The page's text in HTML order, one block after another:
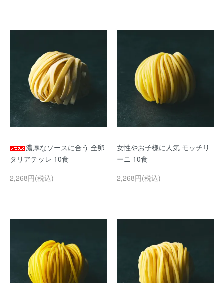
濃厚なソースに合う 全卵
タリアテッレ 10食
2,268円(税込)
女性やお子様に人気 モッチリ
ーニ 10食
2,268円(税込)